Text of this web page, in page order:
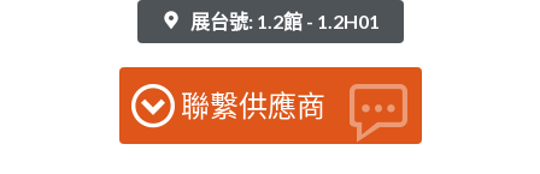
展台號: 1.2館 - 1.2H01
聯繫供應商